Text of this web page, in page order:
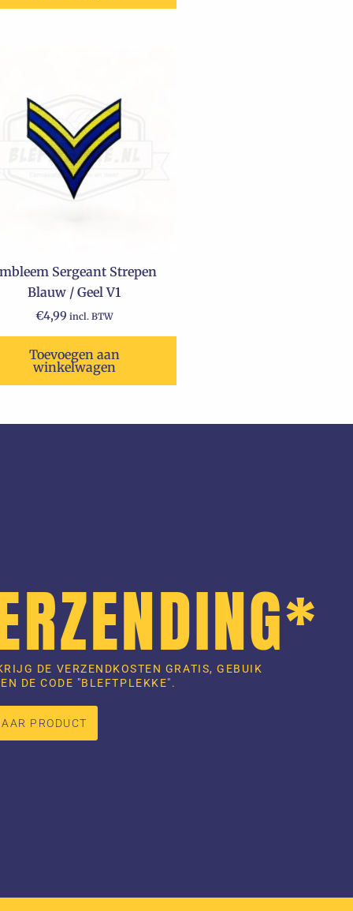
Sergeant Strepen
Blauw / Geel V1
€4,99 incl. BTW
Toevoegen aan
winkelwagen
DE VERZENDKOSTEN GRATIS, GEBUIK
DE CODE "BLEFTPLEKKE".
PRODUCT